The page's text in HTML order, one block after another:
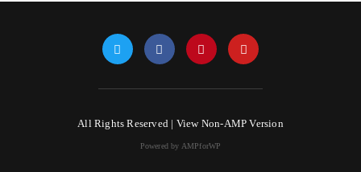
All Rights Reserved | View Non-AMP Version
Powered by AMPforWP